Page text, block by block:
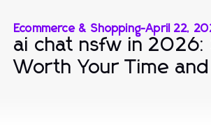
Ecommerce & Shopping-April 22,
ai chat nsfw in 2026:
Worth Your Time